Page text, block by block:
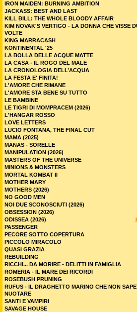
IRON MAIDEN: BURNING AMBITION
JACKASS: BEST AND LAST
KILL BILL: THE WHOLE BLOODY AFFAIR
KIM NOVAK'S VERTIGO - LA DONNA CHE VISSE
VOLTE
KING MARRACASH
KONTINENTAL '25
LA BOLLA DELLE ACQUE MATTE
LA CASA - IL ROGO DEL MALE
LA CRONOLOGIA DELL’ACQUA
LA FESTA E' FINITA!
L'AMORE CHE RIMANE
L'AMORE STA BENE SU TUTTO
LE BAMBINE
LE TIGRI DI MOMPRACEM (2026)
L'HANGAR ROSSO
LOVE LETTERS
LUCIO FONTANA, THE FINAL CUT
MAMA (2025)
MANAS - SORELLE
MANIPULATION (2026)
MASTERS OF THE UNIVERSE
MINIONS & MONSTERS
MORTAL KOMBAT II
MOTHER MARY
MOTHERS (2026)
NO GOOD MEN
NOI DUE SCONOSCIUTI (2026)
OBSESSION (2026)
ODISSEA (2026)
PASSENGER
PECORE SOTTO COPERTURA
PICCOLO MIRACOLO
QUASI GRAZIA
REBUILDING
RICCHI... DA MORIRE - DELITTI IN FAMIGLIA
ROMERIA - IL MARE DEI RICORDI
ROSEBUSH PRUNING
RUFUS - IL DRAGHETTO MARINO CHE NON
NUOTARE
SANTI E VAMPIRI
SAVAGE HOUSE